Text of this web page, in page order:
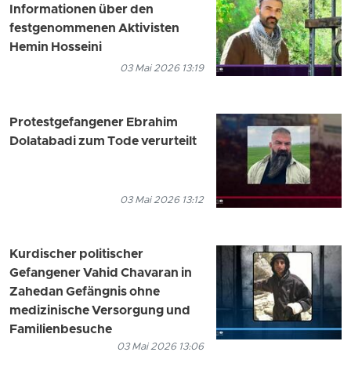
Informationen über den
festgenommenen Aktivisten
Hemin Hosseini
03 Mai 2026 13:19
Protestgefangener Ebrahim
Dolatabadi zum Tode verurteilt
03 Mai 2026 13:12
Kurdischer politischer
Gefangener Vahid Chavaran in
Zahedan Gefängnis ohne
medizinische Versorgung und
Familienbesuche
03 Mai 2026 13:06